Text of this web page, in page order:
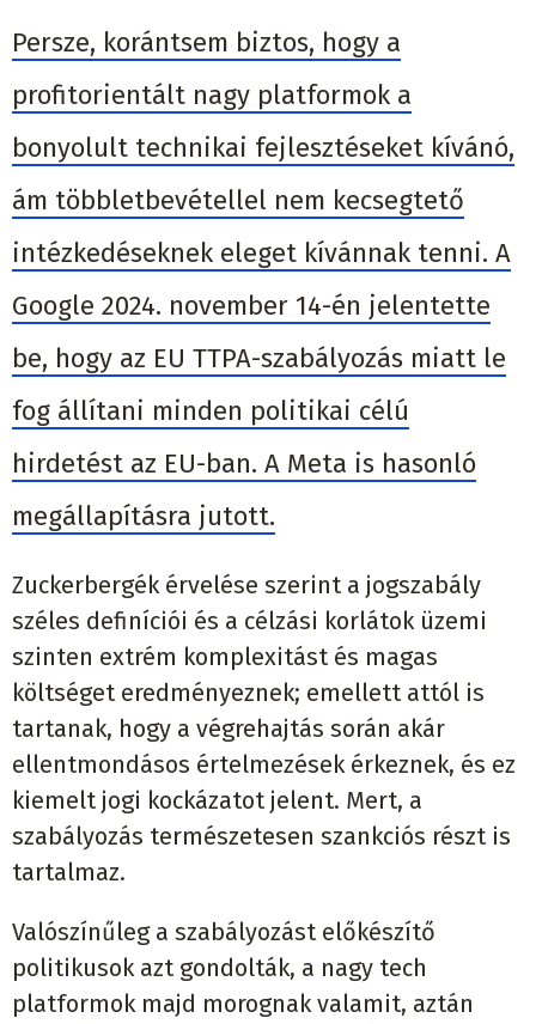
Persze, korántsem biztos, hogy a
profitorientált nagy platformok a
bonyolult technikai fejlesztéseket kívánó,
ám többletbevétellel nem kecsegtető
intézkedéseknek eleget kívánnak tenni. A
Google 2024. november 14-én jelentette
be, hogy az EU TTPA-szabályozás miatt le
fog állítani minden politikai célú
hirdetést az EU-ban. A Meta is hasonló
megállapításra jutott.
Zuckerbergék érvelése szerint a jogszabály
széles definíciói és a célzási korlátok üzemi
szinten extrém komplexitást és magas
költséget eredményeznek; emellett attól is
tartanak, hogy a végrehajtás során akár
ellentmondásos értelmezések érkeznek, és ez
kiemelt jogi kockázatot jelent. Mert, a
szabályozás természetesen szankciós részt is
tartalmaz.
Valószínűleg a szabályozást előkészítő
politikusok azt gondolták, a nagy tech
platformok majd morognak valamit, aztán